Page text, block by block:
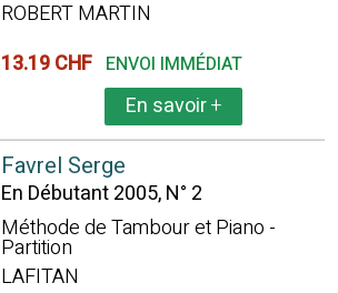
ROBERT MARTIN
13.19 CHF ENVOI IMMÉDIAT
En savoir+
Favrel Serge
En Débutant 2005, N° 2
Méthode de Tambour et Piano -
Partition
LAFITAN